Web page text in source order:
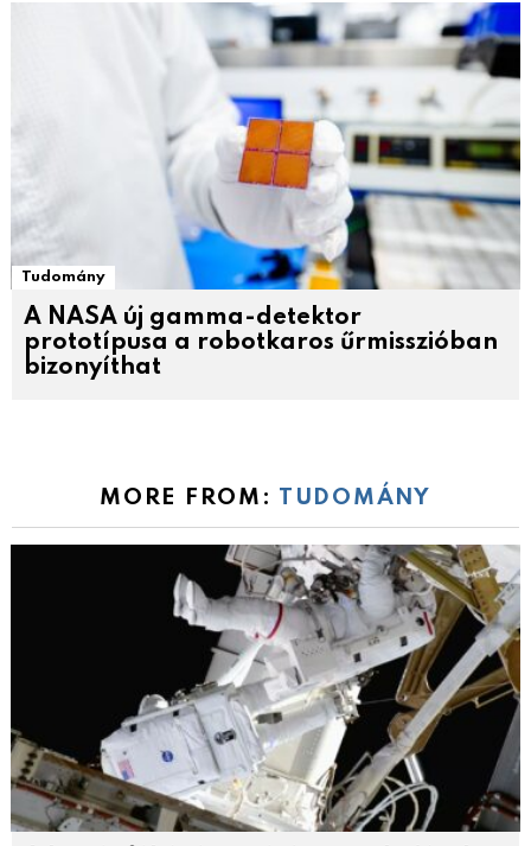
Tudomány
A NASA új gamma-detektor
prototípusa a robotkaros űrmisszióban
bizonyíthat
MORE FROM: TUDOMÁNY